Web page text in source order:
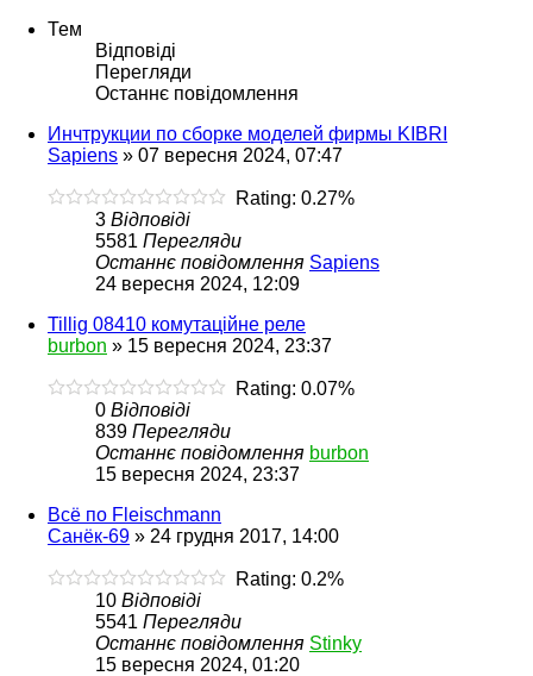
Тем
Відповіді
Перегляди
Останнє повідомлення
Инчтрукции по сборке моделей фирмы KIBRI
Sapiens » 07 вересня 2024, 07:47
Rating: 0.27%
3 Відповіді
5581 Перегляди
Останнє повідомлення Sapiens
24 вересня 2024, 12:09
Tillig 08410 комутаційне реле
burbon » 15 вересня 2024, 23:37
Rating: 0.07%
0 Відповіді
839 Перегляди
Останнє повідомлення burbon
15 вересня 2024, 23:37
Всё по Fleischmann
Санёк-69 » 24 грудня 2017, 14:00
Rating: 0.2%
10 Відповіді
5541 Перегляди
Останнє повідомлення Stinky
15 вересня 2024, 01:20